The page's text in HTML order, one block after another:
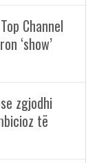
Channel
‘show’
zgjodhi
të